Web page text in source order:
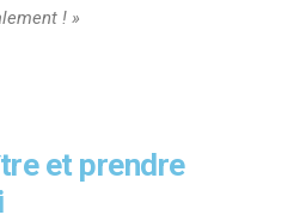
! »
et prendre